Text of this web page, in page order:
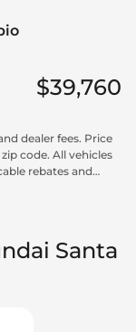
$39,760
dealer fees. Price
code. All vehicles
rebates and
may apply.
Santa